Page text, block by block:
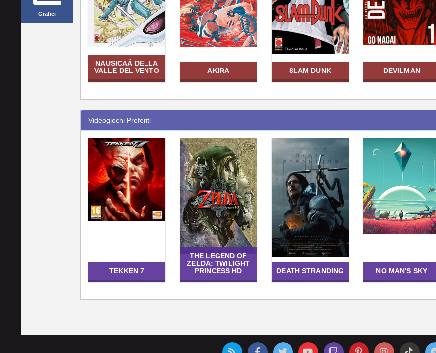
Grafici
NAUSICAÄ DELLA
VALLE DEL VENTO
AKIRA SLAM DUNK DEVILMAN
Videogiochi Preferiti
TEKKEN 7
THE LEGEND OF
ZELDA: TWILIGHT
PRINCESS HD
DEATH STRANDING NO MAN'S SKY